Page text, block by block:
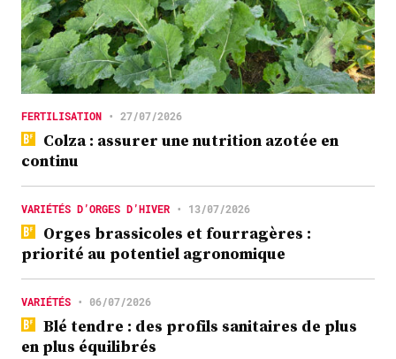
FERTILISATION • 27/07/2026
Colza : assurer une nutrition azotée en
continu
VARIÉTÉS D’ORGES D’HIVER • 13/07/2026
Orges brassicoles et fourragères :
priorité au potentiel agronomique
VARIÉTÉS • 06/07/2026
Blé tendre : des profils sanitaires de plus
en plus équilibrés